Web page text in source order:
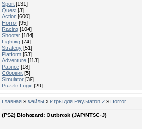
Sport [131]
Quest [3]
Action [600]
Horror [95]
Racing [104]
Shooter [184]
Fighting [74]
Strategy [51]
Platform [53]
Adventure [113]
Разное [18]
Сборник [5]
Simulator [39]
Puzzle-Logic [29]
Главная » Файлы » Игры для PlayStation 2 » Horror
(PS2) Biohazard: Outbreak (JAP/NTSC-J)